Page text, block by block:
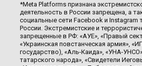
*Meta Platforms признана
деятельность в России запрещена, а
социальные сети Facebook и Instagram
России. Экстремистские и
запрещенные в РФ: «АУЕ», «Правый
«Украинская повстанческая армия»,
государство), «Аль-Каида», «УНА-
татарского народа», «Свидетели